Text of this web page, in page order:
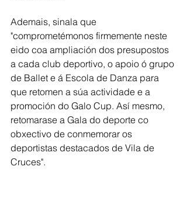
Ademais, sinala que
"comprometémonos firmemente neste
eido coa ampliación dos presupostos
a cada club deportivo, o apoio ó grupo
de Ballet e á Escola de Danza para
que retomen a súa actividade e a
promoción do Galo Cup. Así mesmo,
retomarase a Gala do deporte co
obxectivo de conmemorar os
deportistas destacados de Vila de
Cruces".